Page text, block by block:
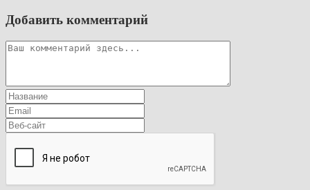
Добавить комментарий
Комментарий
Введите
свое
имя
или
пользователя,
чтобы
прокомментировать
Введите
свой
email-
адрес,
прокомментировать
Введите
URL
вашего
(необязательно)